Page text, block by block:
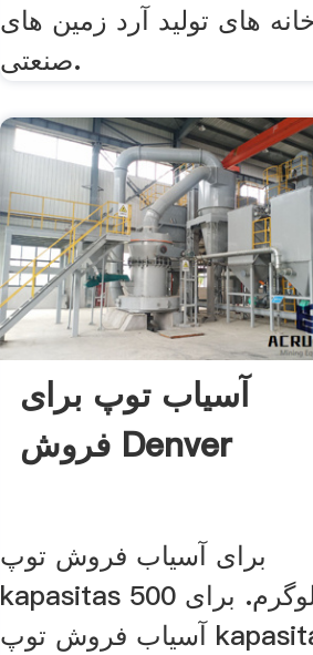
های تولید آرد زمین های
صنعتی.
آسیاب توپ برای
فروش Denver
برای آسیاب فروش توپ
kapasitas 500 کیلوگرم. برای
آسیاب فروش توپ kapasitas